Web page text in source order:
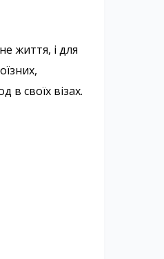
життя, і для
своїх візах.